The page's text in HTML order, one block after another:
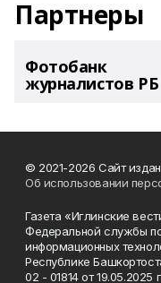
Партнеры
Фотобанк
журналистов РБ
© 2021-2026 Сайт
Об использовании
Газета «Иглинские
Федеральной службы
информационных
Республике
02 - 01814 от 19.05.2025